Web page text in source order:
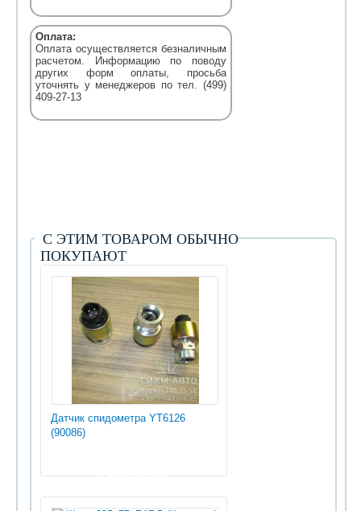
Оплата:
Оплата осуществляется безналичным
расчетом. Информацию по поводу
других форм оплаты, просьба
уточнять у менеджеров по тел. (499)
409-27-13
С ЭТИМ ТОВАРОМ ОБЫЧНО
ПОКУПАЮТ
Датчик спидометра YT6126
(90086)
7 500.00 руб